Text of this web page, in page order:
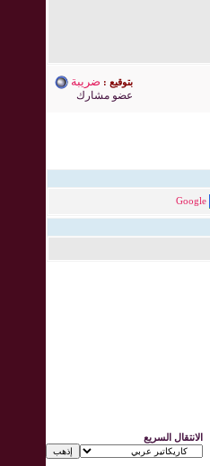
بتوقيع : ضريبة
عضو مشارك
Google
الانتقال السريع